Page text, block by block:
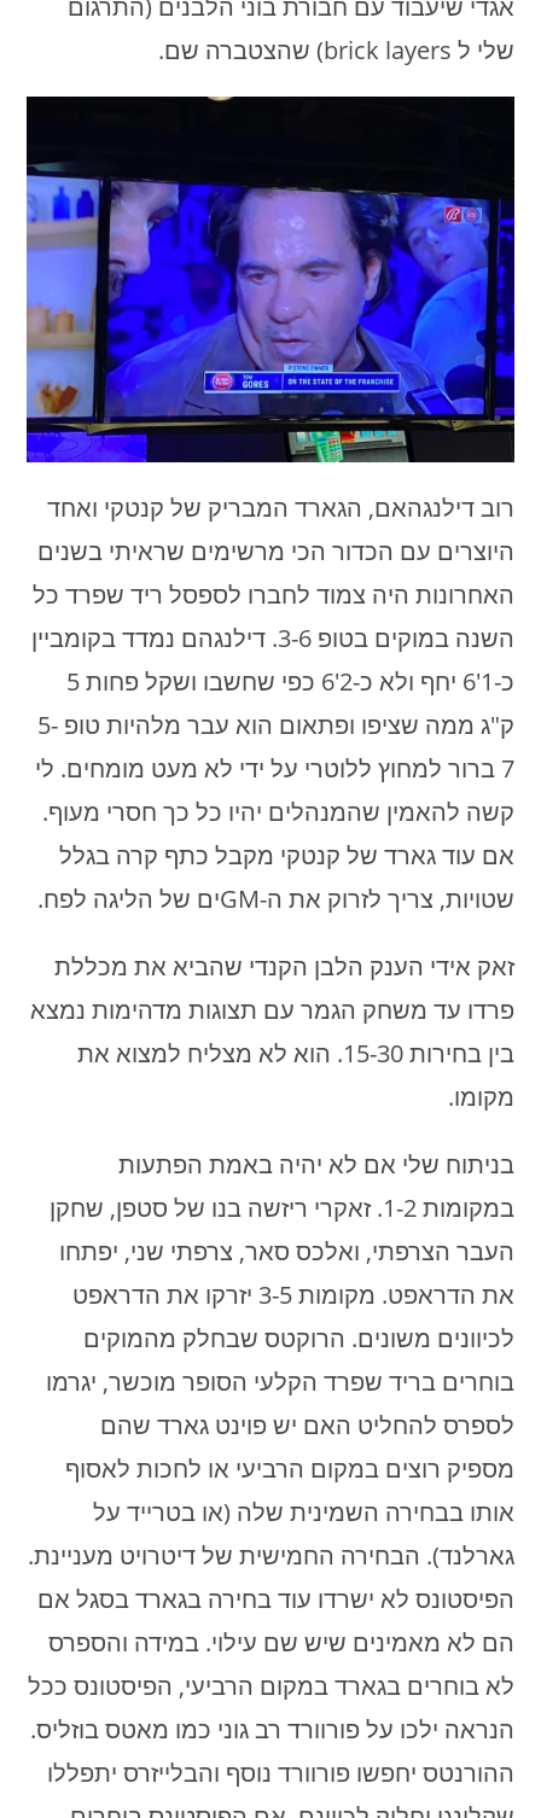
אגדי שיעבוד עם חבורת בוני הלבנים (התרגום
שלי ל brick layers) שהצטברה שם.
רוב דילנגהאם, הגארד המבריק של קנטקי ואחד
היוצרים עם הכדור הכי מרשימים שראיתי בשנים
האחרונות היה צמוד לחברו לספסל ריד שפרד כל
השנה במוקים בטופ 3-6. דילנגהם נמדד בקומביין
כ-1'6 יחף ולא כ-2'6 כפי שחשבו ושקל פחות 5
ק"ג ממה שציפו ופתאום הוא עבר מלהיות טופ 5-
7 ברור למחוץ ללוטרי על ידי לא מעט מומחים. לי
קשה להאמין שהמנהלים יהיו כל כך חסרי מעוף.
אם עוד גארד של קנטקי מקבל כתף קרה בגלל
שטויות, צריך לזרוק את ה-GMים של הליגה לפח.
זאק אידי הענק הלבן הקנדי שהביא את מכללת
פרדו עד משחק הגמר עם תצוגות מדהימות נמצא
בין בחירות 15-30. הוא לא מצליח למצוא את
מקומו.
בניתוח שלי אם לא יהיה באמת הפתעות
במקומות 1-2. זאקרי ריזשה בנו של סטפן, שחקן
העבר הצרפתי, ואלכס סאר, צרפתי שני, יפתחו
את הדראפט. מקומות 3-5 יזרקו את הדראפט
לכיוונים משונים. הרוקטס שבחלק מהמוקים
בוחרים בריד שפרד הקלעי הסופר מוכשר, יגרמו
לספרס להחליט האם יש פוינט גארד שהם
מספיק רוצים במקום הרביעי או לחכות לאסוף
אותו בבחירה השמינית שלה (או בטרייד על
גארלנד). הבחירה החמישית של דיטרויט מעניינת.
הפיסטונס לא ישרדו עוד בחירה בגארד בסגל אם
הם לא מאמינים שיש שם עילוי. במידה והספרס
לא בוחרים בגארד במקום הרביעי, הפיסטונס ככל
הנראה ילכו על פורוורד רב גוני כמו מאטס בוזליס.
ההורנטס יחפשו פורוורד נוסף והבלייזרס יתפללו